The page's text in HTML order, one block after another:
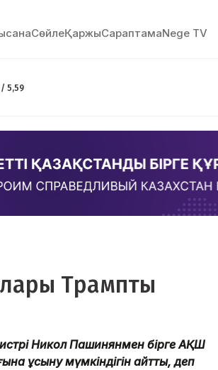
СөйлeҚаржыСараптамаNege TV
5,59
Трампты
Никол Пашинянмен бірге АҚШ
ұсыну мүмкіндігін айтты, деп